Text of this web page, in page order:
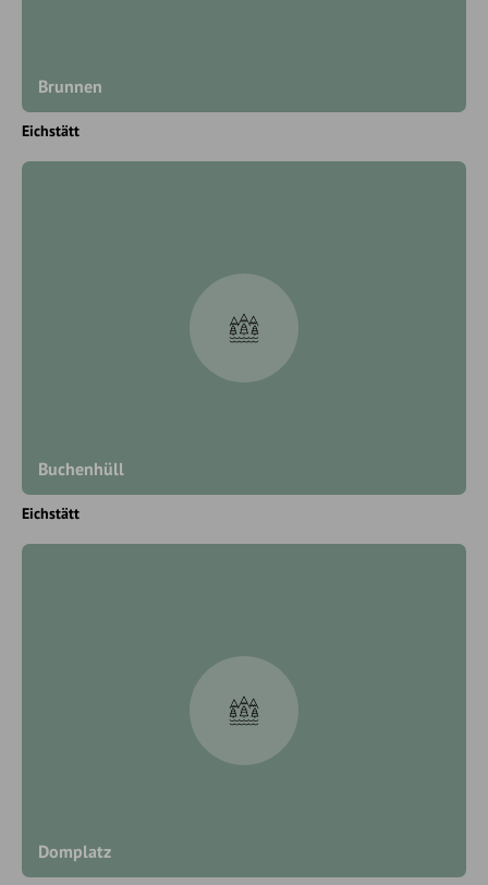
Brunnen
Eichstätt
Buchenhüll
Eichstätt
Domplatz